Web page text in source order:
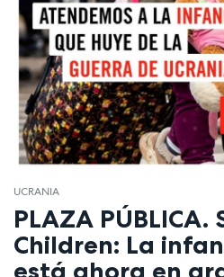
UCRANIA
PLAZA PÚBLICA.
Children: La
está ahora en